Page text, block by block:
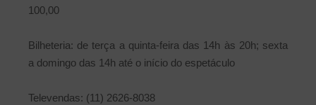
100,00
Bilheteria: de terça a quinta-feira das 14h às 20h; sexta
a domingo das 14h até o início do espetáculo
Televendas: (11) 2626-8038